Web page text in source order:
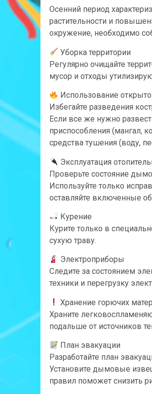
Осенний период
растительности и
окружение, необходимо
Уборка территории
Регулярно очищайте
мусор и отходы
Использование
Избегайте разведения
Если все же нужно
приспособления (мангал,
средства тушения (воду,
Эксплуатация
Проверьте состояние
Используйте только
оставляйте включенные
Курение
Курите только в
сухую траву.
Электроприборы
Следите за состоянием
техники и перегрузку
Хранение горючих
Храните
подальше от источников
План эвакуации
Разработайте план
Установите дымовые
правил поможет снизить